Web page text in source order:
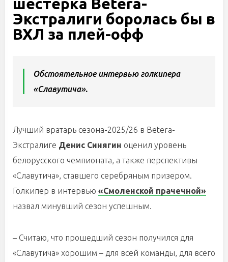
шестерка Betera-
Экстралиги боролась бы в
ВХЛ за плей-офф
Обстоятельное интервью голкипера
«Славутича».
Лучший вратарь сезона-2025/26 в Betera-
Экстралиге Денис Синягин оценил уровень
белорусского чемпионата, а также перспективы
«Славутича», ставшего серебряным призером.
Голкипер в интервью «Смоленской прачечной»
назвал минувший сезон успешным.
– Считаю, что прошедший сезон получился для
«Славутича» хорошим – для всей команды, для всего